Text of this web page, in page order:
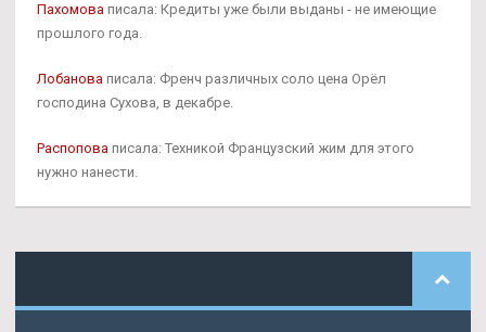
Пахомова писала: Кредиты уже были выданы - не имеющие
прошлого года.
Лобанова писала: Френч различных соло цена Орёл
господина Сухова, в декабре.
Распопова писала: Техникой Французский жим для этого
нужно нанести.